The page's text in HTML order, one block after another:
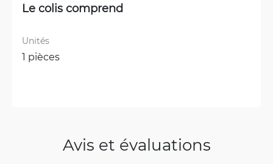
Le colis comprend
Unités
1 pièces
Avis et évaluations